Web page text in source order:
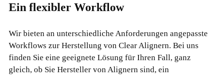
Ein flexibler Workflow
Wir bieten an unterschiedliche Anforderungen angepasste
Workflows zur Herstellung von Clear Alignern. Bei uns
finden Sie eine geeignete Lösung für Ihren Fall, ganz
gleich, ob Sie Hersteller von Alignern sind, ein